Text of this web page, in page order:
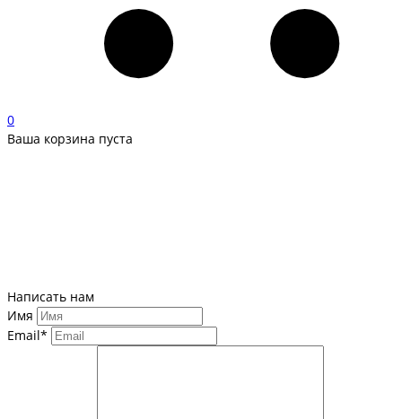
0
Ваша корзина пуста
Написать нам
Имя
Email*